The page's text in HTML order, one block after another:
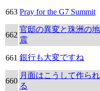
663 Pray for the G7 Summit
662
官邸の異変と珠洲の地
震
661 銀行も大変ですね
660
月面はこうして作られ
る